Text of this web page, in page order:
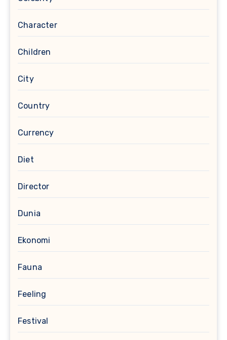
Character
Children
City
Country
Currency
Diet
Director
Dunia
Ekonomi
Fauna
Feeling
Festival